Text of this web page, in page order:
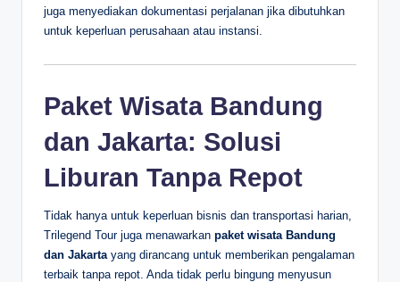
juga menyediakan dokumentasi perjalanan jika dibutuhkan
untuk keperluan perusahaan atau instansi.
Paket Wisata Bandung
dan Jakarta: Solusi
Liburan Tanpa Repot
Tidak hanya untuk keperluan bisnis dan transportasi harian,
Trilegend Tour juga menawarkan paket wisata Bandung
dan Jakarta yang dirancang untuk memberikan pengalaman
terbaik tanpa repot. Anda tidak perlu bingung menyusun